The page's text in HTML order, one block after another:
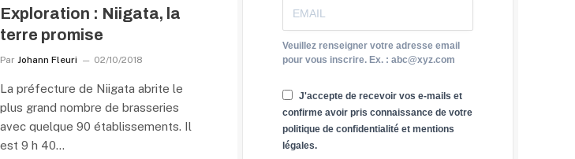
Exploration : Niigata, la
terre promise
Par Johann Fleuri 02/10/2018
La préfecture de Niigata abrite le
plus grand nombre de brasseries
avec quelque 90 établissements. Il
est 9 h 40…
Veuillez renseigner votre adresse email
pour vous inscrire. Ex. : abc@xyz.com
J'accepte de recevoir vos e-mails et
confirme avoir pris connaissance de votre
politique de confidentialité et mentions
légales.